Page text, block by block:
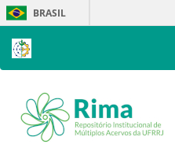
Skip
navigation
BRASIL